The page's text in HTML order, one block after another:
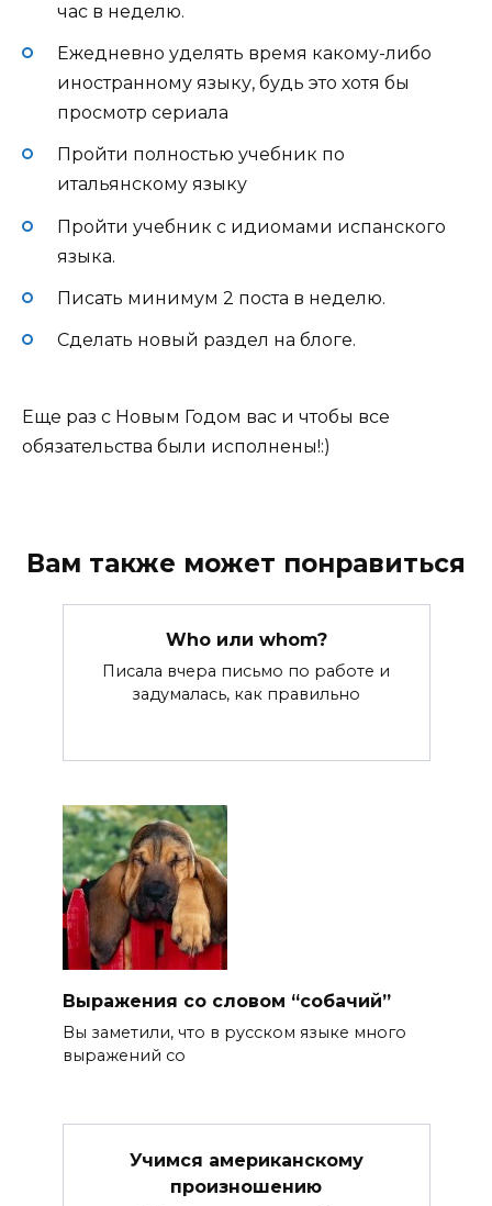
час в неделю.
Ежедневно уделять время какому-либо
иностранному языку, будь это хотя бы
просмотр сериала
Пройти полностью учебник по
итальянскому языку
Пройти учебник с идиомами испанского
языка.
Писать минимум 2 поста в неделю.
Сделать новый раздел на блоге.
Еще раз с Новым Годом вас и чтобы все
обязательства были исполнены!:)
Вам также может понравиться
Who или whom?
Писала вчера письмо по работе и
задумалась, как правильно
Выражения со словом “собачий”
Вы заметили, что в русском языке много
выражений со
Учимся американскому
произношению